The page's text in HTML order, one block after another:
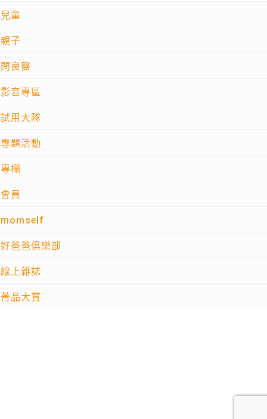
兒童
親子
問良醫
影音專區
試用大隊
專題活動
專欄
會員
momself
好爸爸俱樂部
線上雜誌
菁品大賞